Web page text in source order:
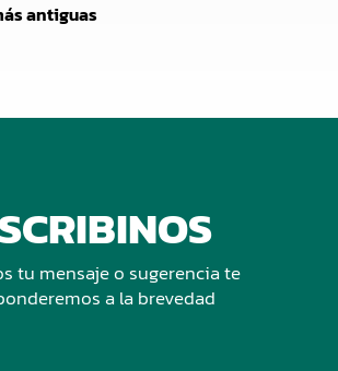
antiguas
tu mensaje o sugerencia te
a la brevedad